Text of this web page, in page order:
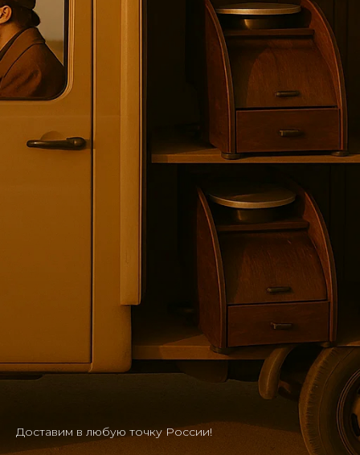
Доставим в любую точку России!